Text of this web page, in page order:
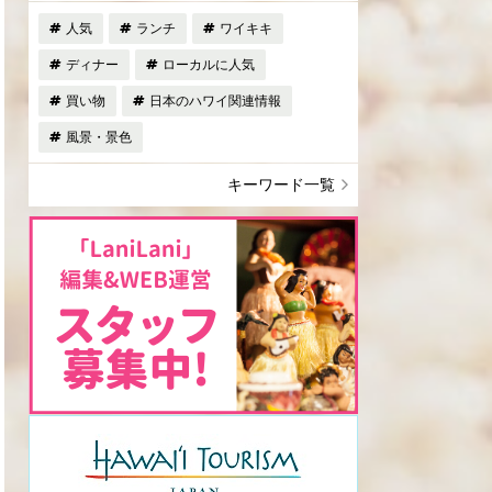
人気 ランチ ワイキキ
ディナー ローカルに人気
買い物 日本のハワイ関連情報
風景・景色
キーワード一覧